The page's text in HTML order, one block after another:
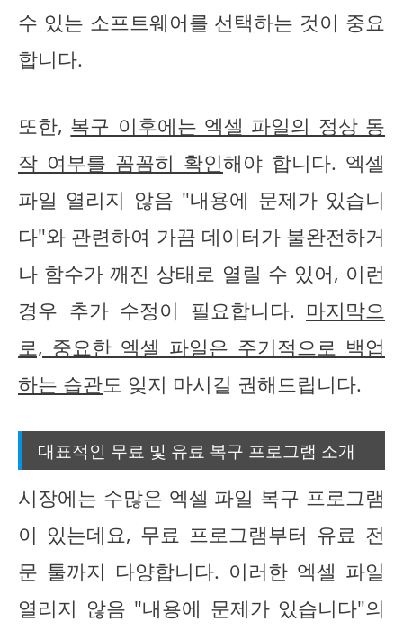
수 있는 소프트웨어를 선택하는 것이 중요
합니다.
또한, 복구 이후에는 엑셀 파일의 정상 동
작 여부를 꼼꼼히 확인해야 합니다. 엑셀
파일 열리지 않음 "내용에 문제가 있습니
다"와 관련하여 가끔 데이터가 불완전하거
나 함수가 깨진 상태로 열릴 수 있어, 이런
경우 추가 수정이 필요합니다. 마지막으
로, 중요한 엑셀 파일은 주기적으로 백업
하는 습관도 잊지 마시길 권해드립니다.
대표적인 무료 및 유료 복구 프로그램 소개
시장에는 수많은 엑셀 파일 복구 프로그램
이 있는데요, 무료 프로그램부터 유료 전
문 툴까지 다양합니다. 이러한 엑셀 파일
열리지 않음 "내용에 문제가 있습니다"의